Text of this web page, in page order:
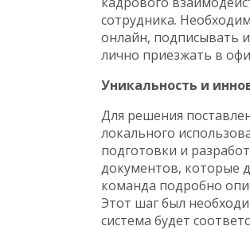
сотрудника.
онлайн, подписывать
лично приезжать в
Уникальность и
Для решения
локального
подготовки и
документов, которые
команда подробно
Этот шаг был
система будет